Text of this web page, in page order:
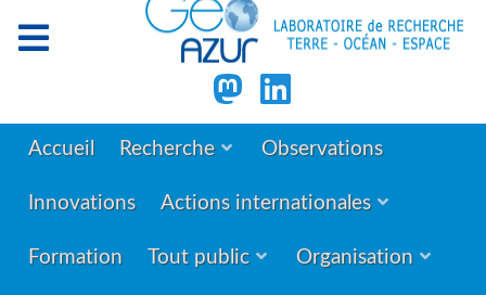
Accueil Recherche Observations
Innovations Actions internationales
Formation Tout public Organisation